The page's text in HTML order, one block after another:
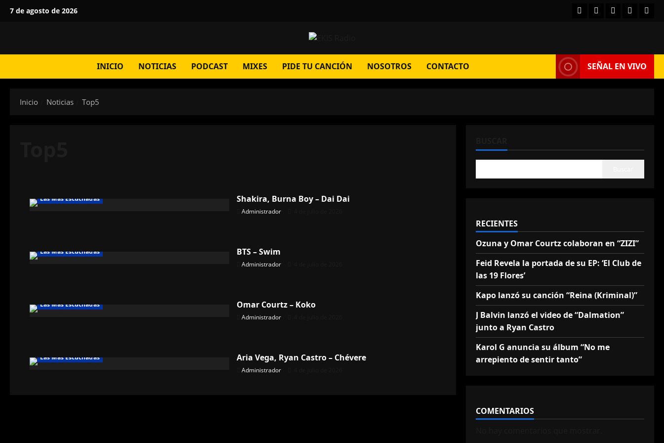
Saltar7 de agosto de 2026 FacebookInstagram
TwitterYouTube
INICIO NOTICIAS PODCAST MIXES PIDE TU CANCIÓN NOSOTROS CONTACTO SEÑAL EN VIVO
Inicio Noticias Top5
Las Más Escuchadas Shakira, Burna Boy – Dai Dai
Administrador
Las Más Escuchadas BTS – Swim
Administrador
Las Más Escuchadas Omar Courtz – Koko
Administrador
Las Más Escuchadas Aria Vega, Ryan Castro – Chévere
Administrador
RECIENTES
Ozuna y Omar Courtz colaboran en “ZIZI”
Feid Revela la portada de su EP: ‘El Club de
las 19 Flores’
Kapo lanzó su canción “Reina (Kriminal)”
J Balvin lanzó el video de “Dalmation”
junto a Ryan Castro
Karol G anuncia su álbum “No me
arrepiento de sentir tanto”
COMENTARIOS